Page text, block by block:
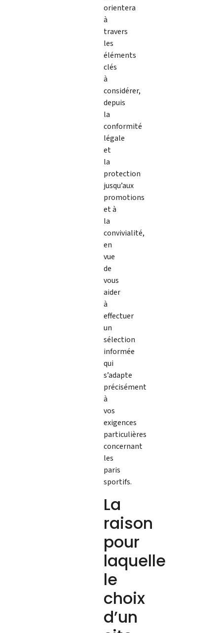
orientera
à
travers
les
éléments
clés
à
considérer,
depuis
la
conformité
légale
et
la
protection
jusqu’aux
promotions
et à
la
convivialité,
en
vue
de
vous
aider
à
effectuer
un
sélection
informée
qui
s’adapte
précisément
à
vos
exigences
particulières
concernant
les
paris
sportifs.
La
raison
pour
laquelle
le
choix
d’un